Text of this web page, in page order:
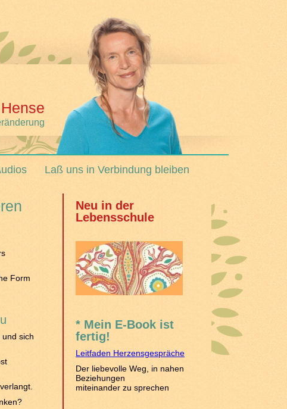
Laß uns in Verbindung bleiben
Neu in der
Lebensschule
* Mein E-Book ist
fertig!
Leitfaden Herzensgespräche
Der liebevolle Weg, in nahen
Beziehungen
miteinander zu sprechen
Form
sich